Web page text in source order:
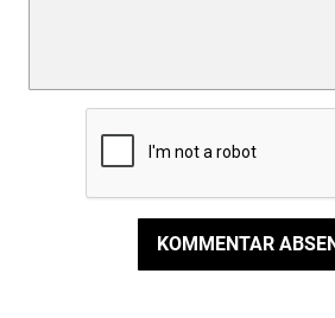
KOMMENTAR